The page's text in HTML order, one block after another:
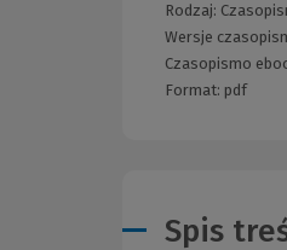
Rodzaj:
Wersje
Czasopismo
Format: pdf
Spis